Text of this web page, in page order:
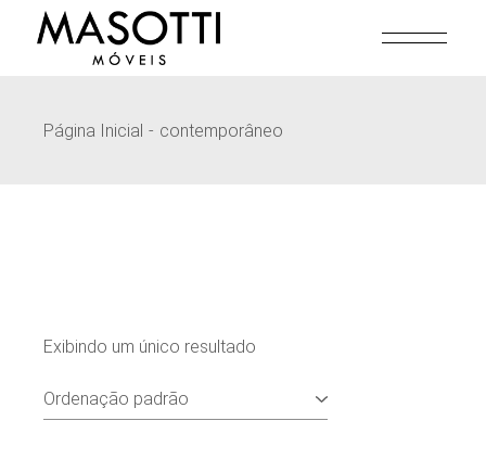
Página Inicial contemporâneo
Exibindo um único resultado